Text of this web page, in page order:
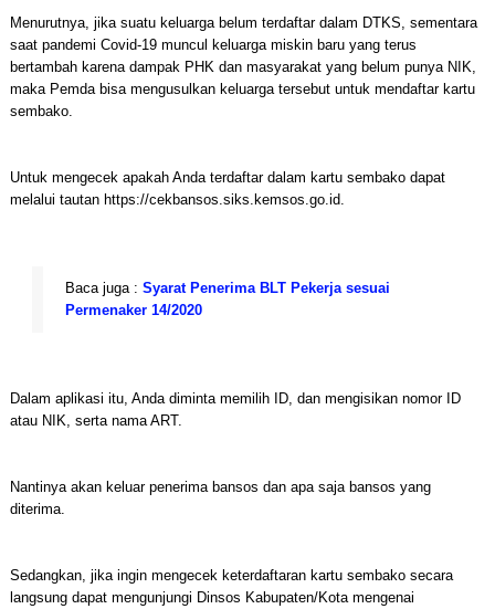
Menurutnya, jika suatu keluarga belum terdaftar dalam DTKS, sementara
saat pandemi Covid-19 muncul keluarga miskin baru yang terus
bertambah karena dampak PHK dan masyarakat yang belum punya NIK,
maka Pemda bisa mengusulkan keluarga tersebut untuk mendaftar kartu
sembako.
Untuk mengecek apakah Anda terdaftar dalam kartu sembako dapat
melalui tautan https://cekbansos.siks.kemsos.go.id.
Baca juga : Syarat Penerima BLT Pekerja sesuai
Permenaker 14/2020
Dalam aplikasi itu, Anda diminta memilih ID, dan mengisikan nomor ID
atau NIK, serta nama ART.
Nantinya akan keluar penerima bansos dan apa saja bansos yang
diterima.
Sedangkan, jika ingin mengecek keterdaftaran kartu sembako secara
langsung dapat mengunjungi Dinsos Kabupaten/Kota mengenai